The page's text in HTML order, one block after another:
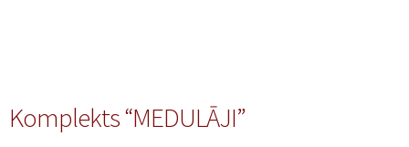
Komplekts “MEDULĀJI”